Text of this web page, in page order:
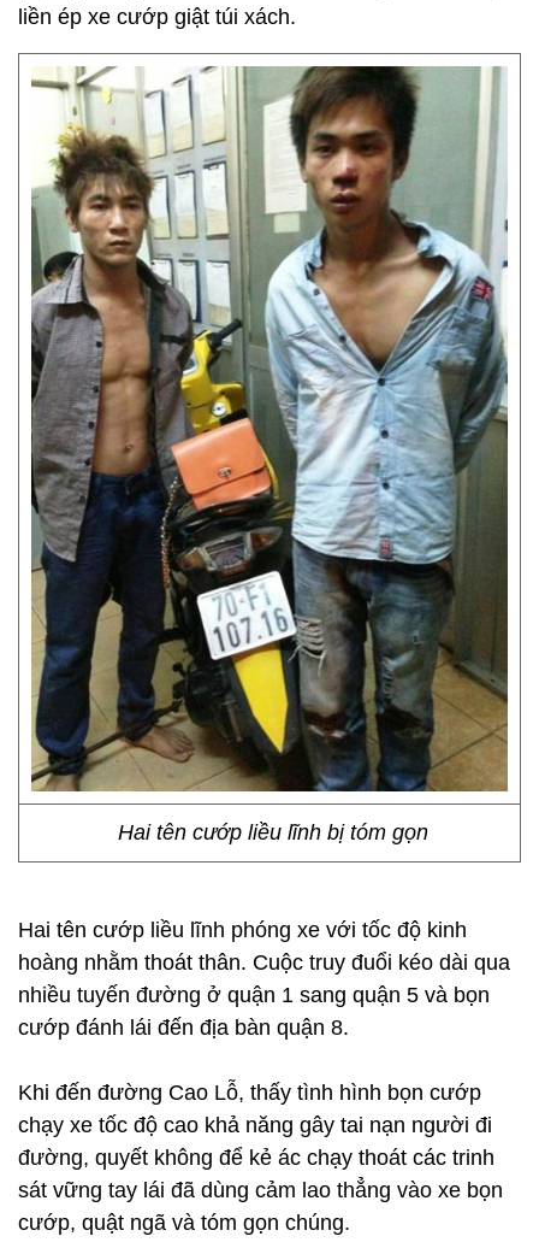
liền ép xe cướp giật túi xách.
Hai tên cướp liều lĩnh bị tóm gọn
Hai tên cướp liều lĩnh phóng xe với tốc độ kinh
hoàng nhằm thoát thân. Cuộc truy đuổi kéo dài qua
nhiều tuyến đường ở quận 1 sang quận 5 và bọn
cướp đánh lái đến địa bàn quận 8.
Khi đến đường Cao Lỗ, thấy tình hình bọn cướp
chạy xe tốc độ cao khả năng gây tai nạn người đi
đường, quyết không để kẻ ác chạy thoát các trinh
sát vững tay lái đã dùng cảm lao thẳng vào xe bọn
cướp, quật ngã và tóm gọn chúng.